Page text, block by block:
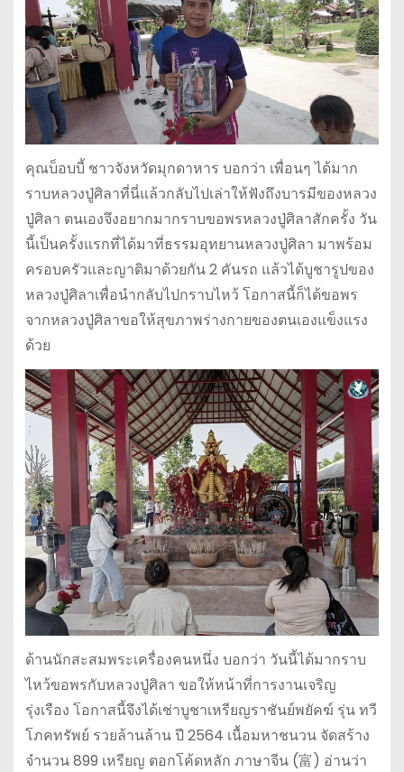
คุณบ็อบบี้ ชาวจังหวัดมุกดาหาร บอกว่า เพื่อนๆ ได้มาก
ราบหลวงปู่ศิลาที่นี่แล้วกลับไปเล่าให้ฟังถึงบารมีของหลวง
ปู่ศิลา ตนเองจึงอยากมากราบขอพรหลวงปู่ศิลาสักครั้ง วัน
นี้เป็นครั้งแรกที่ได้มาที่ธรรมอุทยานหลวงปู่ศิลา มาพร้อม
ครอบครัวและญาติมาด้วยกัน 2 คันรถ แล้วได้บูชารูปของ
หลวงปู่ศิลาเพื่อนำกลับไปกราบไหว้ โอกาสนี้ก็ได้ขอพร
จากหลวงปู่ศิลาขอให้สุขภาพร่างกายของตนเองแข็งแรง
ด้วย
ด้านนักสะสมพระเครื่องคนหนึ่ง บอกว่า วันนี้ได้มากราบ
ไหว้ขอพรกับหลวงปู่ศิลา ขอให้หน้าที่การงานเจริญ
รุ่งเรือง โอกาสนี้จึงได้เช่าบูชาเหรียญราชันย์พยัคฆ์ รุ่น ทวี
โภคทรัพย์ รวยล้านล้าน ปี 2564 เนื้อมหาชนวน จัดสร้าง
จำนวน 899 เหรียญ ตอกโค้ดหลัก ภาษาจีน (富) อ่านว่า